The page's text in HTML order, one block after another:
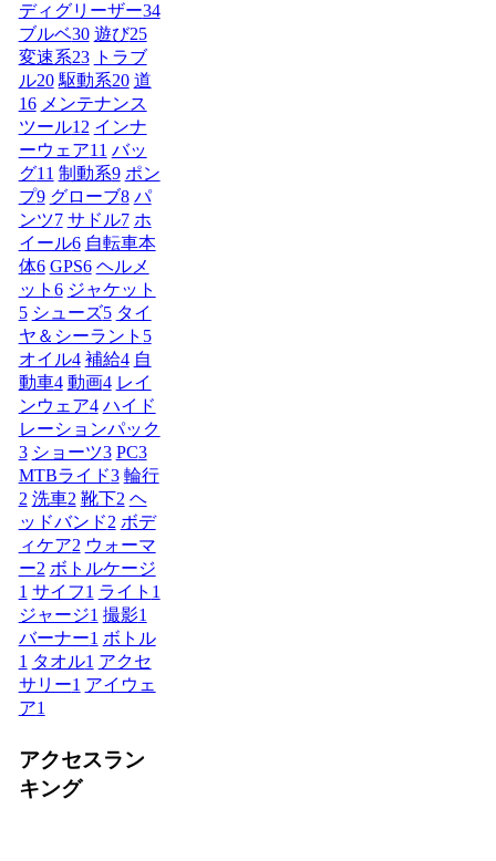
ディグリーザー34
ブルベ30 遊び25
変速系23
トラブ
ル20 駆動系20 道
16 メンテナンス
ツール12 インナ
ーウェア11 バッ
グ11 制動系9 ポン
プ9 グローブ8 パ
ンツ7 サドル7 ホ
イール6 自転車本
体6 GPS6 ヘルメ
ット 6 ジャケット
5 シューズ5 タイ
ヤ＆シーラント 5
オイル4 補給4 自
動車4 動画4 レイ
ンウェア4 ハイド
レーションパック
3 ショーツ3 PC3
MTBライド3 輪行
2 洗車2 靴下2 ヘ
ッドバンド2 ボデ
ィケア2 ウォーマ
ー2 ボトルケージ
1 サイフ1 ライト 1
ジャージ1 撮影1
バーナー1 ボトル
1 タオル1 アクセ
サリー1 アイウェ
ア1
アクセスラン
キング